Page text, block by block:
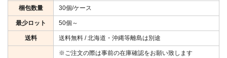
梱包数量 30個/ケース
最少ロット 50個～
送料 送料無料 / 北海道・沖縄等離島は別途
※ご注文の際は事前の在庫確認をお願い致します